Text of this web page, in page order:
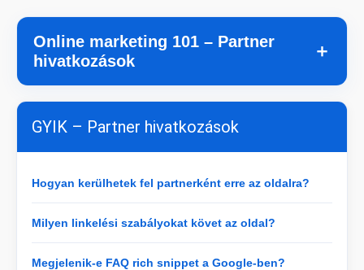
Online marketing 101 – Partner
hivatkozások
＋
GYIK – Partner hivatkozások
Hogyan kerülhetek fel partnerként erre az oldalra?
Milyen linkelési szabályokat követ az oldal?
Megjelenik-e FAQ rich snippet a Google-ben?